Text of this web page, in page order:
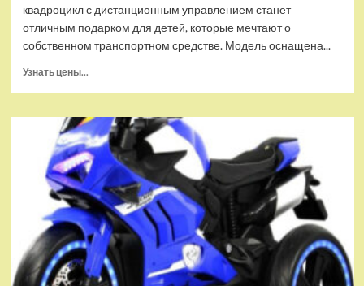
квадроцикл с дистанционным управлением станет
отличным подарком для детей, которые мечтают о
собственном транспортном средстве. Модель оснащена...
Узнать цены...
Детский
электроквадроцикл
RiverToys
BRP
Can-
Am
Outlander
(Y888YY)
розовый